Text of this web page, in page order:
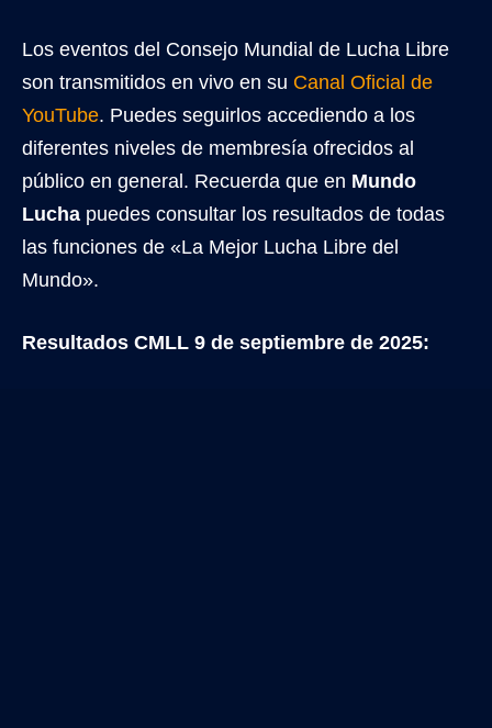
Los eventos del Consejo Mundial de Lucha Libre
son transmitidos en vivo en su Canal Oficial de
YouTube. Puedes seguirlos accediendo a los
diferentes niveles de membresía ofrecidos al
público en general. Recuerda que en Mundo
Lucha puedes consultar los resultados de todas
las funciones de «La Mejor Lucha Libre del
Mundo».
Resultados CMLL 9 de septiembre de 2025: